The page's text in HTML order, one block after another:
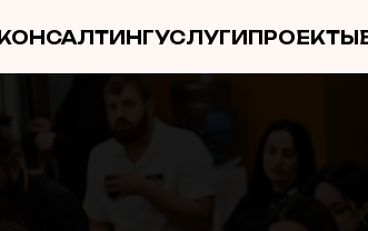
КОНСАЛТИНГУСЛУГИ ПРОЕКТЫ